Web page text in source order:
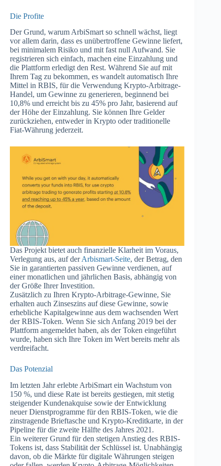
Die Profite
Der Grund, warum ArbiSmart so schnell wächst, liegt
vor allem darin, dass es unübertroffene Gewinne liefert,
bei minimalem Risiko und mit fast null Aufwand. Sie
registrieren sich einfach, machen eine Einzahlung und
die Plattform erledigt den Rest. Während Sie auf mit
Ihrem Tag zu bekommen, es wandelt automatisch Ihre
Mittel in RBIS, für die Verwendung Krypto-Arbitrage-
Handel, um Gewinne zu generieren, beginnend bei
10,8% und erreicht bis zu 45% pro Jahr, basierend auf
der Höhe der Einzahlung. Sie können Ihre Gelder
zurückziehen, entweder in Krypto oder traditionelle
Fiat-Währung jederzeit.
Das Projekt bietet auch finanzielle Klarheit im Voraus,
Verlegung aus, auf derArbismart-Seite, der Betrag, den
Sie in garantierten passiven Gewinne verdienen, auf
einer monatlichen und jährlichen Basis, abhängig von
der Größe Ihrer Investition.
Zusätzlich zu Ihren Krypto-Arbitrage-Gewinne, Sie
erhalten auch Zinseszins auf diese Gewinne, sowie
erhebliche Kapitalgewinne aus dem wachsenden Wert
der RBIS-Token. Wenn Sie sich Anfang 2019 bei der
Plattform angemeldet haben, als der Token eingeführt
wurde, haben sich Ihre Token im Wert bereits mehr als
verdreifacht.
Das Potenzial
Im letzten Jahr erlebte ArbiSmart ein Wachstum von
150 %, und diese Rate ist bereits gestiegen, mit stetig
steigender Kundenakquise sowie der Entwicklung
neuer Dienstprogramme für den RBIS-Token, wie die
zinstragende Brieftasche und Krypto-Kreditkarte, in der
Pipeline für die zweite Hälfte des Jahres 2021.
Ein weiterer Grund für den stetigen Anstieg des RBIS-
Tokens ist, dass Stabilität der Schlüssel ist. Unabhängig
davon, ob die Märkte für digitale Währungen steigen